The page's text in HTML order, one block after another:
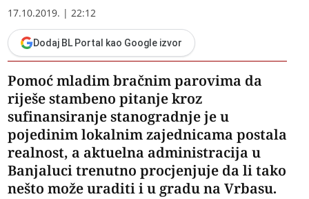
17.10.2019. | 22:12
Dodaj BL Portal kao Google izvor
Pomoć mladim bračnim parovima da
riješe stambeno pitanje kroz
sufinansiranje stanogradnje je u
pojedinim lokalnim zajednicama postala
realnost, a aktuelna administracija u
Banjaluci trenutno procjenjuje da li tako
nešto može uraditi i u gradu na Vrbasu.